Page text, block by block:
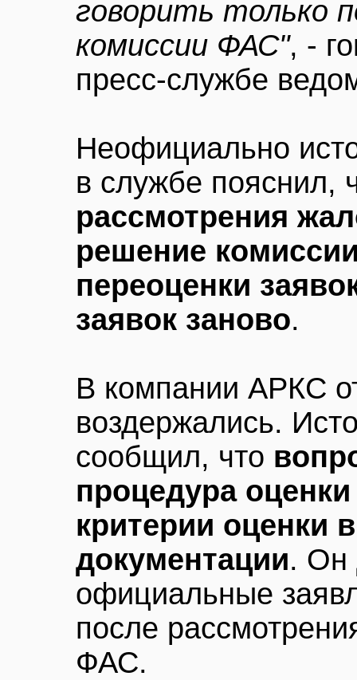
говорить только
комиссии ФАС", -
пресс-службе
Неофициально
в службе пояснил,
рассмотрения
решение
переоценки
заявок заново.
В компании АРКС
воздержались.
сообщил, что
процедура
критерии оценки
документации. Он
официальные
после
ФАС.